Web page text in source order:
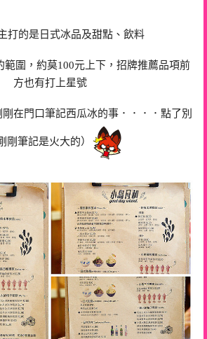
打的是日式冰品及甜點、飲料
範圍，約莫100元上下，招牌推薦品項前
方也有打上星號
在門口筆記西瓜冰的事．．．．點了別
剛筆記是火大的）